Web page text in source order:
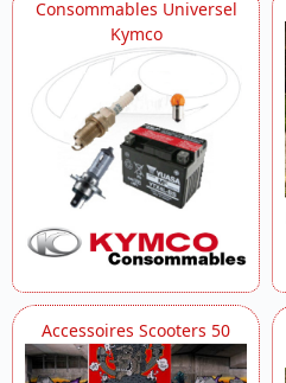
Consommables Universel
Kymco
Accessoires Scooters 50